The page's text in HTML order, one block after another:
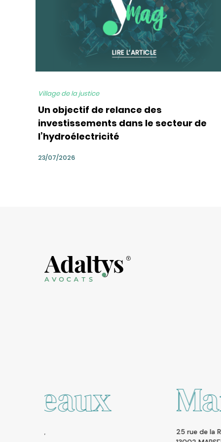
Village de la justice
Un objectif de relance des
investissements dans le secteur de
l’hydroélectricité
23/07/2026
Marseille